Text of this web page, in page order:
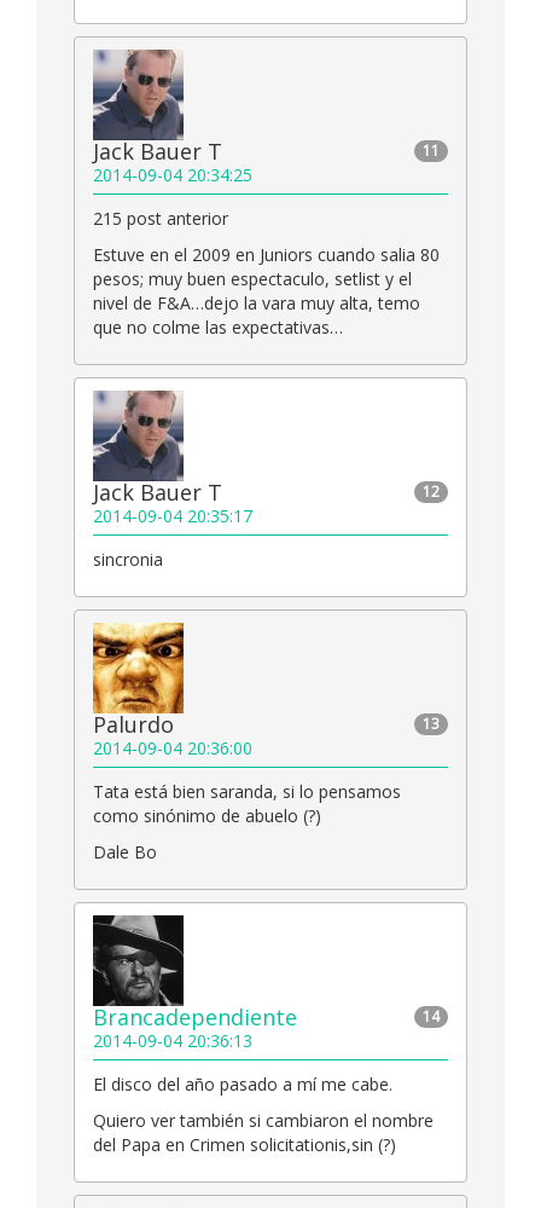
11
Jack Bauer T
2014-09-04 20:34:25
215 post anterior
Estuve en el 2009 en Juniors cuando salia 80
pesos; muy buen espectaculo, setlist y el
nivel de F&A…dejo la vara muy alta, temo
que no colme las expectativas…
12
Jack Bauer T
2014-09-04 20:35:17
sincronia
13
Palurdo
2014-09-04 20:36:00
Tata está bien saranda, si lo pensamos
como sinónimo de abuelo (?)
Dale Bo
14
Brancadependiente
2014-09-04 20:36:13
El disco del año pasado a mí me cabe.
Quiero ver también si cambiaron el nombre
del Papa en Crimen solicitationis,sin (?)